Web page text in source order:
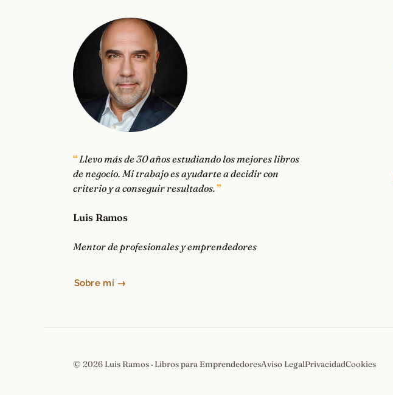
Llevo más de 30 años estudiando los mejores libros
de negocio. Mi trabajo es ayudarte a decidir con
criterio y a conseguir resultados.
Luis Ramos
Mentor de profesionales y emprendedores
Sobre mí →
© 2026 Luis Ramos · Libros para EmprendedoresAviso LegalPrivacidadCookies